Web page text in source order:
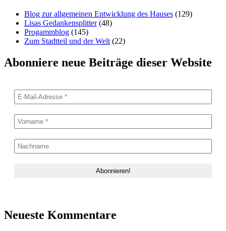
Blog zur allgemeinen Entwicklung des Hauses (129)
Lisas Gedankensplitter(48)
Progammblog (145)
Zum Stadtteil und der Welt (22)
Abonniere neue Beiträge dieser Website
Neueste Kommentare